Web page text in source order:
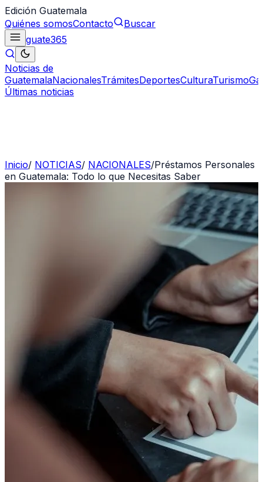
Edición Guatemala
Quiénes somosContacto
Buscar
guate365
Noticias de
GuatemalaNacionalesTrámitesDeportesCulturaTurismo
Últimas noticias
Inicio/ NOTICIAS/ NACIONALES/Préstamos Personales
en Guatemala: Todo lo que Necesitas Saber